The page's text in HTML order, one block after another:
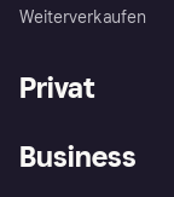
Weiterverkaufen
Privat
Business